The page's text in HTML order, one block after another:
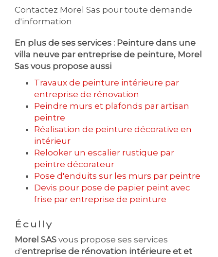
Contactez Morel Sas pour toute demande
d'information
En plus de ses services : Peinture dans une
villa neuve par entreprise de peinture, Morel
Sas vous propose aussi
Travaux de peinture intérieure par
entreprise de rénovation
Peindre murs et plafonds par artisan
peintre
Réalisation de peinture décorative en
intérieur
Relooker un escalier rustique par
peintre décorateur
Pose d'enduits sur les murs par peintre
Devis pour pose de papier peint avec
frise par entreprise de peinture
Écully
Morel SAS vous propose ses services
d'entreprise de rénovation intérieure et et